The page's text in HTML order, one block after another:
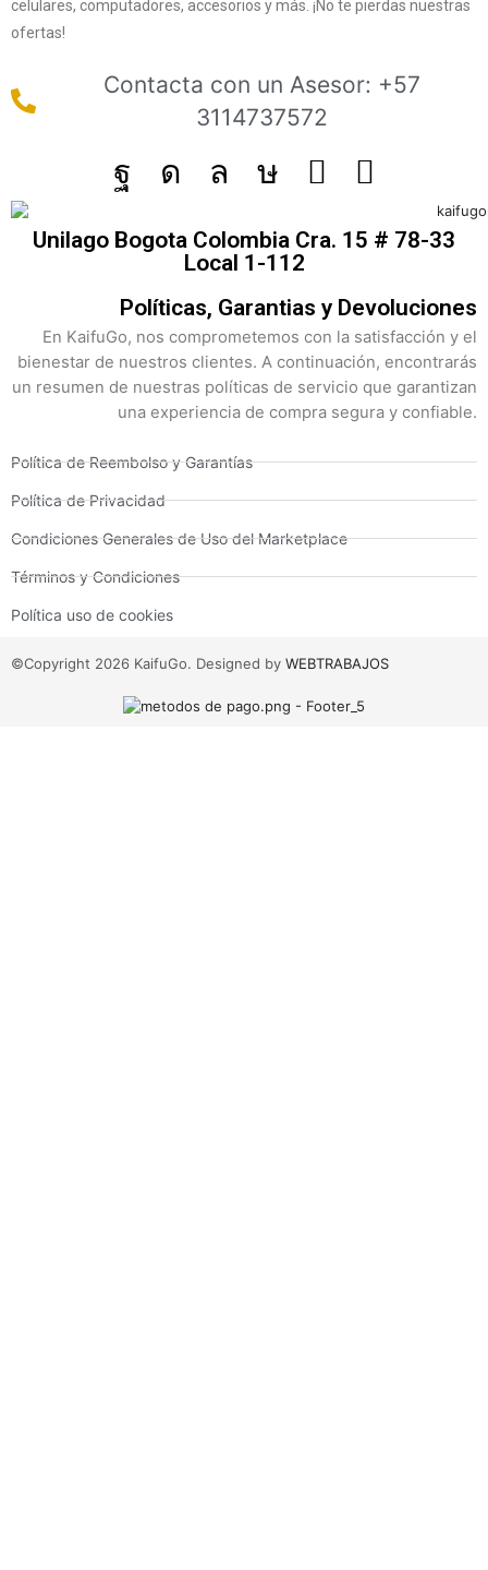
celulares, computadores, accesorios y más. ¡No te pierdas nuestras
ofertas!
Contacta con un Asesor: +57
3114737572
Unilago Bogota Colombia Cra. 15 # 78-33
Local 1-112
Políticas, Garantias y Devoluciones
En KaifuGo, nos comprometemos con la satisfacción y el
bienestar de nuestros clientes. A continuación, encontrarás
un resumen de nuestras políticas de servicio que garantizan
una experiencia de compra segura y confiable.
Política de Reembolso y Garantías
Política de Privacidad
Condiciones Generales de Uso del Marketplace
Términos y Condiciones
Política uso de cookies
©Copyright 2026 KaifuGo. Designed by WEBTRABAJOS